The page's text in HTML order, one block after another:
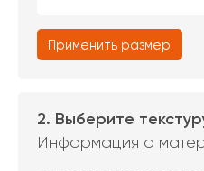
Применить размер
2. Выберите
Информация о